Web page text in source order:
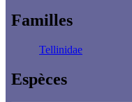
Familles
Tellinidae
Espèces